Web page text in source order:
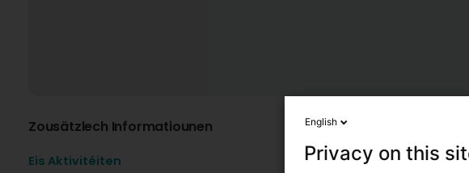
Zousätzlech Informatiounen
Eis Aktivitéiten
English
Privacy on this